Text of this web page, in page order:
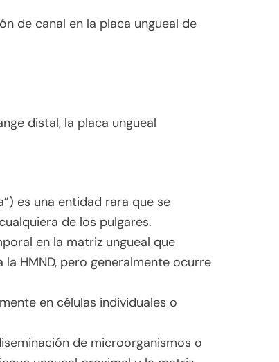
de canal en la placa ungueal de
distal, la placa ungueal
es una entidad rara que se
de los pulgares.
en la matriz ungueal que
HMND, pero generalmente ocurre
en células individuales o
de microorganismos o